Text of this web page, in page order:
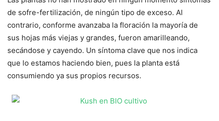
de sofre-fertilización, de ningún tipo de exceso. Al
contrario, conforme avanzaba la floración la mayoría de
sus hojas más viejas y grandes, fueron amarilleando,
secándose y cayendo. Un síntoma clave que nos indica
que lo estamos haciendo bien, pues la planta está
consumiendo ya sus propios recursos.